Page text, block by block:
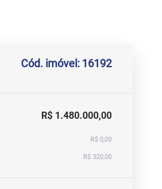
Cód. imóvel: 16192
R$ 1.480.000,00
R$ 0,00
R$ 320,00